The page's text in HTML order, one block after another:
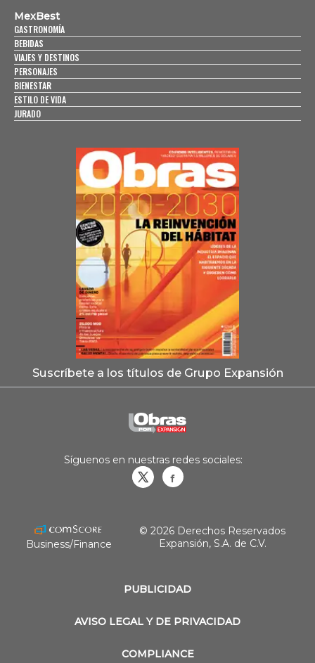
MexBest
GASTRONOMÍA
BEBIDAS
VIAJES Y DESTINOS
PERSONAJES
BIENESTAR
ESTILO DE VIDA
JURADO
Suscríbete a los títulos de Grupo Expansión
PUBLICIDAD
AVISO LEGAL Y DE PRIVACIDAD
COMPLIANCE
Síguenos en nuestras redes sociales:
Business/Finance
© 2026 Derechos Reservados
Expansión, S.A. de C.V.